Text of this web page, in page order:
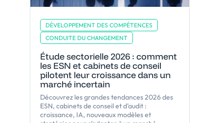
DÉVELOPPEMENT DES COMPÉTENCES
CONDUITE DU CHANGEMENT
Étude sectorielle 2026 : comment
les ESN et cabinets de conseil
pilotent leur croissance dans un
marché incertain
Découvrez les grandes tendances 2026 des
ESN, cabinets de conseil et d'audit :
croissance, IA, nouveaux modèles et